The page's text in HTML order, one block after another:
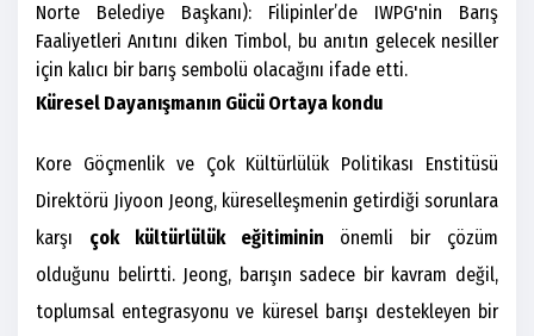
Norte Belediye Başkanı): Filipinler’de IWPG'nin Barış
Faaliyetleri Anıtını diken Timbol, bu anıtın gelecek nesiller
için kalıcı bir barış sembolü olacağını ifade etti.
Küresel Dayanışmanın Gücü Ortaya kondu
Kore Göçmenlik ve Çok Kültürlülük Politikası Enstitüsü
Direktörü Jiyoon Jeong, küreselleşmenin getirdiği sorunlara
karşı çok kültürlülük eğitiminin önemli bir çözüm
olduğunu belirtti. Jeong, barışın sadece bir kavram değil,
toplumsal entegrasyonu ve küresel barışı destekleyen bir